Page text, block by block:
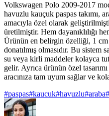
Volkswagen Polo 2009-2017
havuzlu kauçuk paspas takımı,
amacıyla özel olarak
üretilmiştir. Hem dayanıklılığı
Ürünün en belirgin özelliği, 1
donatılmış olmasıdır. Bu sistem
su veya kirli maddeler kolayca
gelir. Ayrıca ürünün özel
aracınıza tam uyum sağlar ve
#paspas#kaucuk#havuzlu#araba#